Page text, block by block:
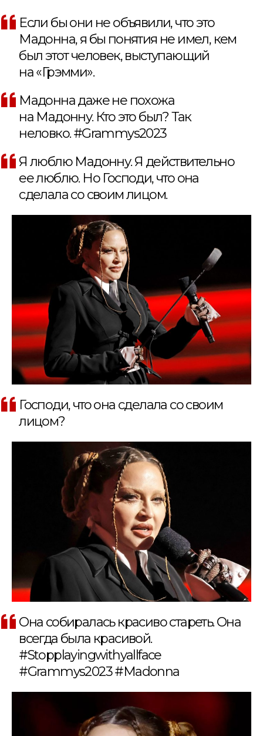
Если бы они не объявили, что это
Мадонна, я бы понятия не имел, кем
был этот человек, выступающий
на «Грэмми».
Мадонна даже не похожа
на Мадонну. Кто это был? Так
неловко. #Grammys2023
Я люблю Мадонну. Я действительно
ее люблю. Но Господи, что она
сделала со своим лицом.
Господи, что она сделала со своим
лицом?
Она собиралась красиво стареть. Она
всегда была красивой.
#Stopplayingwithyallface
#Grammys2023 #Madonna